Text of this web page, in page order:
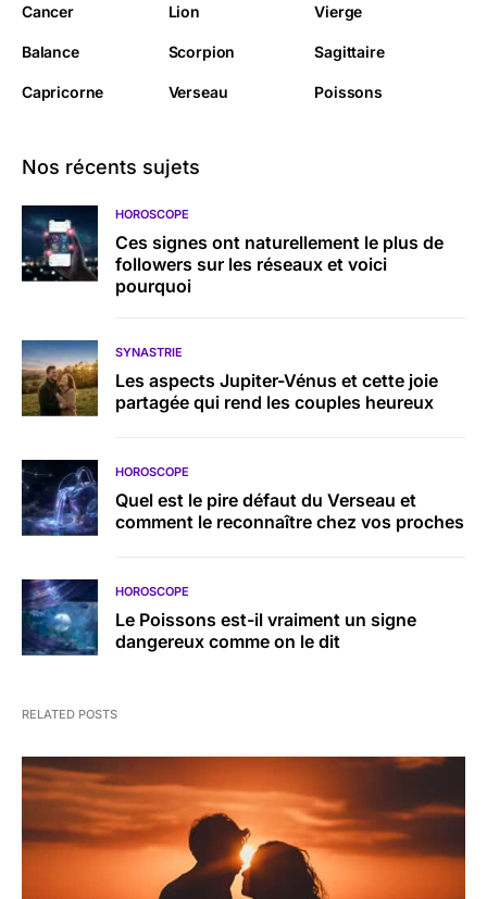
Cancer Lion Vierge
Balance Scorpion Sagittaire
Capricorne Verseau Poissons
Nos récents sujets
HOROSCOPE
Ces signes ont naturellement le plus de
followers sur les réseaux et voici
pourquoi
SYNASTRIE
Les aspects Jupiter-Vénus et cette joie
partagée qui rend les couples heureux
HOROSCOPE
Quel est le pire défaut du Verseau et
comment le reconnaître chez vos proches
HOROSCOPE
Le Poissons est-il vraiment un signe
dangereux comme on le dit
RELATED POSTS